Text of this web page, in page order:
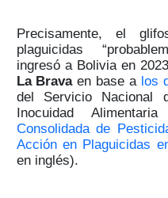
Precisamente, el
plaguicidas
ingresó a Bolivia en
La Bravaen base a los
del Servicio Nacional
Inocuidad
Consolidada de
Acción en Plaguicidas
en inglés).